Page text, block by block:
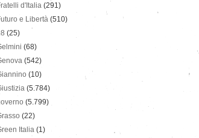
d'Italia (291)
e Libertà (510)
(25)
(68)
(542)
(10)
(5.784)
(5.799)
(22)
Italia (1)